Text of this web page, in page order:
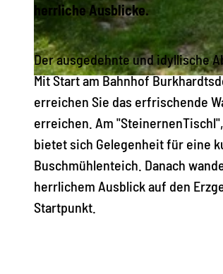
© Corinna Bergelt, Greifensteinregion |CC-BY-ND
herrliche Ausblicke.
Der ausgedehnte und idyllische
Mit Start am Bahnhof
erreichen Sie das erfrischende
erreichen. Am
bietet sich Gelegenheit für eine
Buschmühlenteich. Danach
herrlichem Ausblick auf den
Startpunkt.